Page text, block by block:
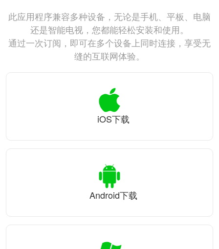
此应用程序兼容多种设备，无论是手机、平板、电脑
还是智能电视，您都能轻松安装和使用。
通过一次订阅，即可在多个设备上同时连接，享受无
缝的互联网体验。
iOS下载
Android下载